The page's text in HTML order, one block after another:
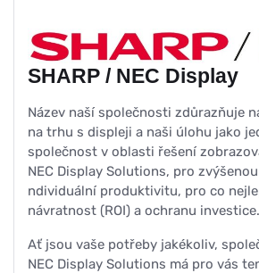
SHARP / NEC Display
Název naší společnosti zdůrazňuje
na trhu s displeji a naši úlohu jako
společnost v oblasti řešení
NEC Display Solutions, pro
ndividuální produktivitu, pro co
návratnost (ROI) a ochranu investice.
Ať jsou vaše potřeby jakékoliv,
NEC Display Solutions má pro vás